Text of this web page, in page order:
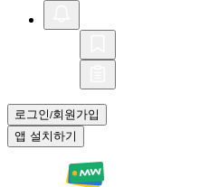
로그인/회원가입
앱 설치하기